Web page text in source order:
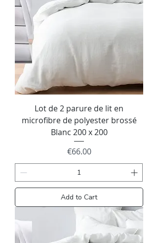
Lot de 2 parure de lit en
microfibre de polyester brossé
Blanc 200 x 200
Price
€66.00
Add to Cart